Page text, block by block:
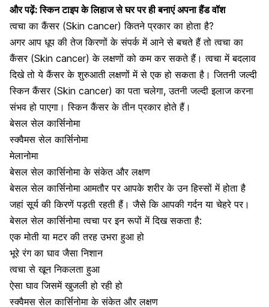
और पढ़ें:स्किन टाइप के लिहाज से घर पर ही बनाएं अपना हैंड वॉश
त्वचा का कैंसर (Skin cancer) कितने प्रकार का होता है?
अगर आप धूप की तेज किरणों के संपर्क में आने से बचते हैं तो त्वचा का
कैंसर (Skin cancer) के लक्षणों को कम कर सकते हैं। त्वचा में बदलाव
दिखे तो ये कैंसर के शुरुआती लक्षणों में से एक हो सकता है। जितनी जल्दी
स्किन कैंसर (Skin cancer) का पता चलेगा, उतनी जल्दी इलाज करना
संभव हो पाएगा। स्किन कैंसर के तीन प्रकार होते हैं।
बेसल सेल कार्सिनोमा
स्क्वैमस सेल कार्सिनोमा
मेलानोमा
बेसल सेल कार्सिनोमा के संकेत और लक्षण
बेसल सेल कार्सिनोमा आमतौर पर आपके शरीर के उन हिस्सों में होता है
जहां सूर्य की किरणें पड़ती रहती हैं। जैसे कि आपकी गर्दन या चेहरे पर।
बेसल सेल कार्सिनोमा त्वचा पर इन रूपों में दिख सकता है:
एक मोती या मटर की तरह उभरा हुआ हो
भूरे रंग का घाव जैसा निशान
त्वचा से खून निकलता हुआ
ऐसा घाव जिसमें खुजली हो रही हो
स्क्वैमस सेल कार्सिनोमा के संकेत और लक्षण